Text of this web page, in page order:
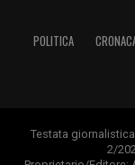
POLITICA
Testata
2/